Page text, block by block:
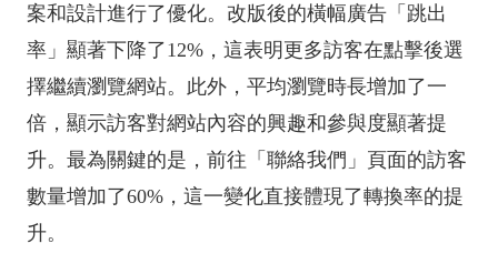
案和設計進行了優化。改版後的橫幅廣告「跳出
率」顯著下降了12%，這表明更多訪客在點擊後選
擇繼續瀏覽網站。此外，平均瀏覽時長增加了一
倍，顯示訪客對網站內容的興趣和參與度顯著提
升。最為關鍵的是，前往「聯絡我們」頁面的訪客
數量增加了60%，這一變化直接體現了轉換率的提
升。